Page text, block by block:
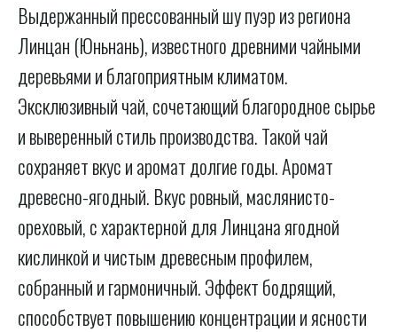
Выдержанный прессованный шу пуэр из региона
Линцан (Юньнань), известного древними чайными
деревьями и благоприятным климатом.
Эксклюзивный чай, сочетающий благородное сырье
и выверенный стиль производства. Такой чай
сохраняет вкус и аромат долгие годы. Аромат
древесно-ягодный. Вкус ровный, маслянисто-
ореховый, с характерной для Линцана ягодной
кислинкой и чистым древесным профилем,
собранный и гармоничный. Эффект бодрящий,
способствует повышению концентрации и ясности